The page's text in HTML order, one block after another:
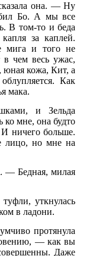
она. — Ну
Бо. А мы все
В том-то и беда
за каплей.
мига и того не
в чем весь ужас,
юная кожа, Кит, а
Как
мака.
и Зельда
ко мне, она будто
И ничего больше.
лицо, но мне на
— Бедная, милая
уткнулась
в ладони.
протянула
— как вы
Даже